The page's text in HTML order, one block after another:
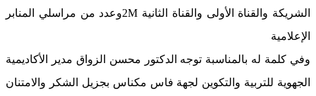
الشريكة والقناة الأولى والقناة الثانية 2Mوعدد من مراسلي المنابر
الإعلامية
وفي كلمة له بالمناسبة توجه الدكتور محسن الزواق مدير الأكاديمية
الجهوية للتربية والتكوين لجهة فاس مكناس بجزيل الشكر والامتنان